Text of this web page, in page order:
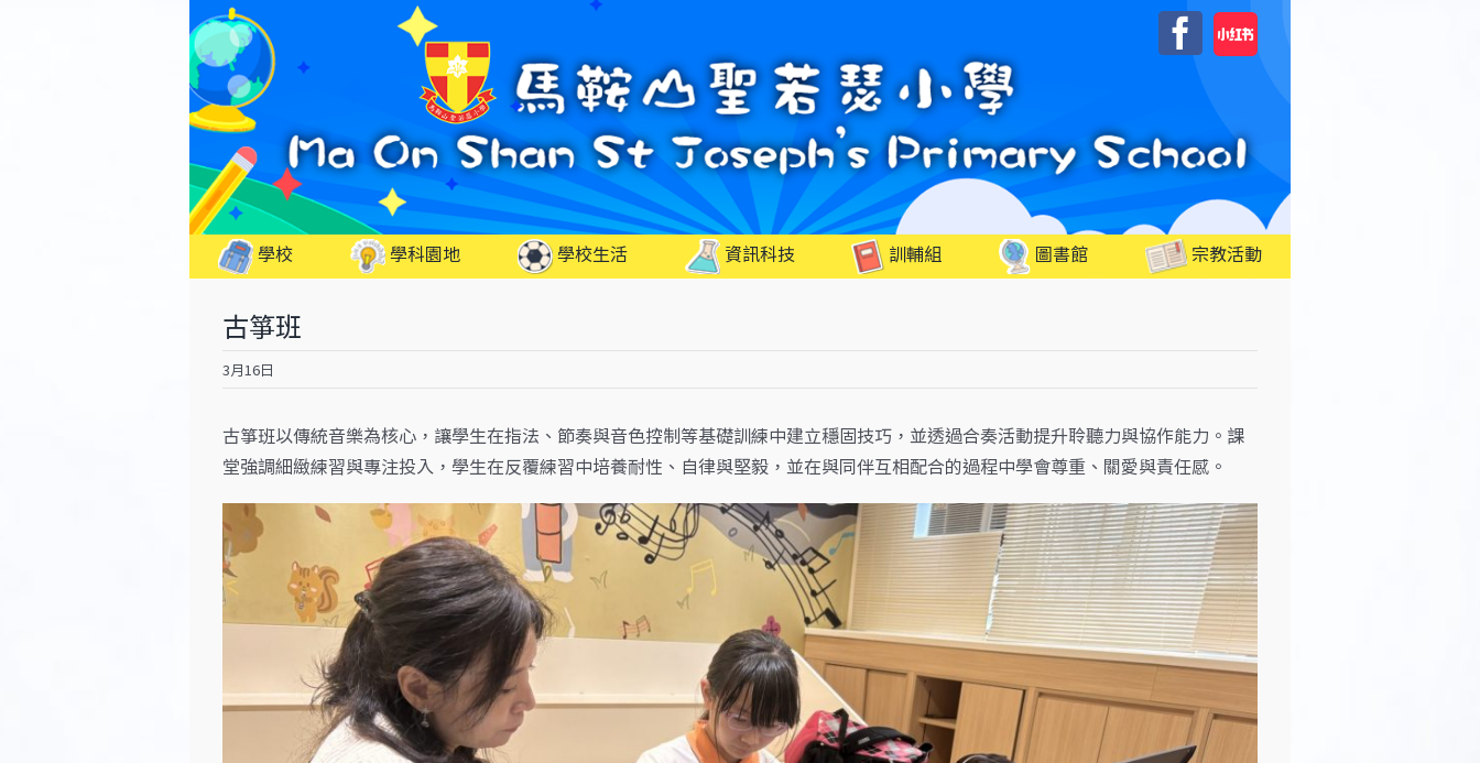
Facebook
自
訂
學校 學科園地 學校生活 資訊科技 訓輔組 圖書館 宗教活動
古箏班
3月16日
古箏班以傳統音樂為核心，讓學生在指法、節奏與音色控制等基礎訓練中建立穩固技巧，並透過合奏活動提升聆聽力與協作能力。課
堂強調細緻練習與專注投入，學生在反覆練習中培養耐性、自律與堅毅，並在與同伴互相配合的過程中學會尊重、關愛與責任感。